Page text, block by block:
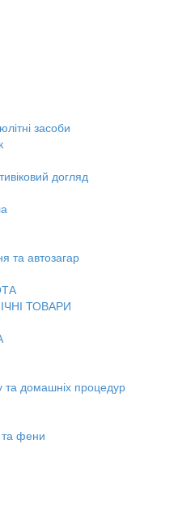
засоби
догляд
та автозагар
ТОВАРИ
та домашніх процедур
та фени